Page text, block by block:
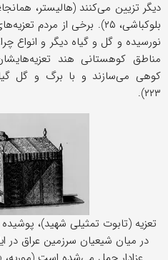
بلوکباشی، ۲۵). برخی از
نورسیده و گل و گیاه دیگر و انواع
مناطق کوهستانی هند
کوهی می‌سازند و با برگ و گل
۲۲۳).
تعزیه (تابوت تمثیلی شهید)،
در میان شیعیان سرزمین عراق در